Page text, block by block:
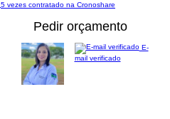
5 vezes contratado na Cronoshare
Pedir orçamento
E-
mail verificado